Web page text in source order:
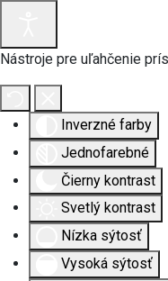
Nástroje pre uľahčenie
Inverzné farby
Jednofarebné
Čierny kontrast
Svetlý kontrast
Nízka sýtosť
Vysoká sýtosť